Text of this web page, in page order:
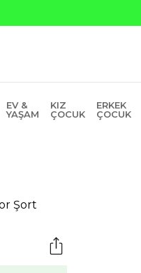
EV &
YAŞAM
KIZ
ÇOCUK
ERKEK
ÇOCUK
Şort